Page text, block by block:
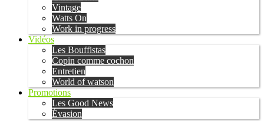
Vintage
Watts On
Work in progress
Vidéos
Les Bouffistas
Copin comme cochon
Entretien
World of watson
Promotions
Les Good News
Évasion